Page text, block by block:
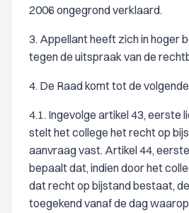
2006 ongegrond verklaard.
3. Appellant heeft zich in hoger
tegen de uitspraak van de
4. De Raad komt tot de
4.1. Ingevolge artikel 43, eerste
stelt het college het recht op
aanvraag vast. Artikel 44,
bepaalt dat, indien door het
dat recht op bijstand bestaat,
toegekend vanaf de dag